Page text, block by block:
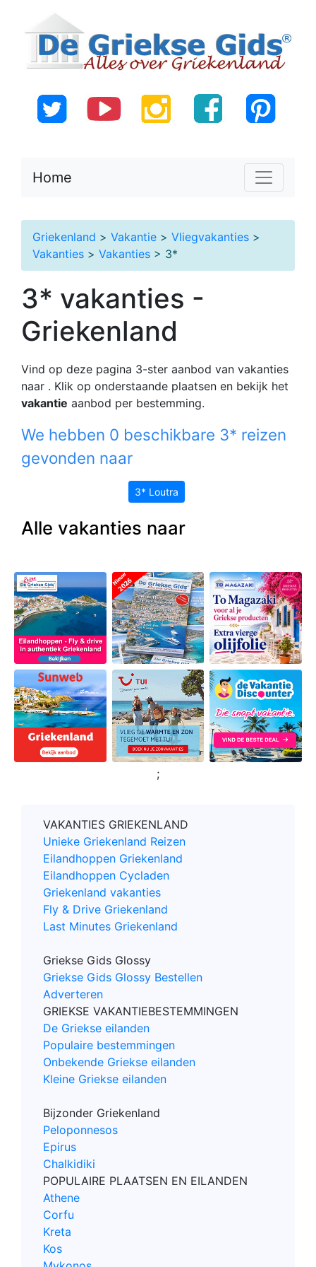
Home
Griekenland > Vakantie > Vliegvakanties >
Vakanties > Vakanties > 3*
3* vakanties -
Griekenland
Vind op deze pagina 3-ster aanbod van vakanties
naar . Klik op onderstaande plaatsen en bekijk het
vakantie aanbod per bestemming.
We hebben 0 beschikbare 3* reizen
gevonden naar
3* Loutra
Alle vakanties naar
;
VAKANTIES GRIEKENLAND
Unieke Griekenland Reizen
Eilandhoppen Griekenland
Eilandhoppen Cycladen
Griekenland vakanties
Fly & Drive Griekenland
Last Minutes Griekenland
Griekse Gids Glossy
Griekse Gids Glossy Bestellen
Adverteren
GRIEKSE VAKANTIEBESTEMMINGEN
De Griekse eilanden
Populaire bestemmingen
Onbekende Griekse eilanden
Kleine Griekse eilanden
Bijzonder Griekenland
Peloponnesos
Epirus
Chalkidiki
POPULAIRE PLAATSEN EN EILANDEN
Athene
Corfu
Kreta
Kos